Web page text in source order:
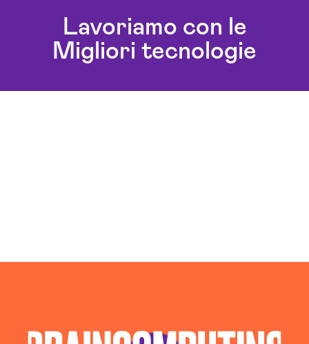
Servizi Cloud Brescia
Lavoriamo con le
Migliori tecnologie